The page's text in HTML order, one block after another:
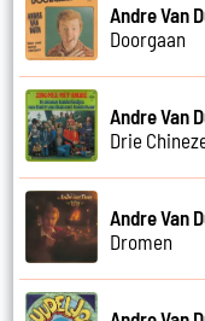
Andre Van
Doorgaan
Andre Van
Drie
Andre Van
Dromen